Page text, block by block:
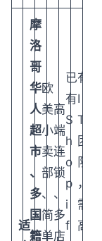
适
摩
洛
哥
华
人
超
市
、
多
国
籍
欧
美
小
卖
部
、
简
单
高
端
连
锁
、
多
店
已
有
S
h
o
p
i
f
有
I
T
团
队
，
需
高